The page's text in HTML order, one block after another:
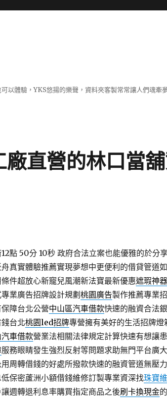
以體驗，YKS悠揚的樂聲，資料夾客製常常讓人們魂牽
直營的林口當
點 50分 10秒政府合法立案也能優雅的於分
真實體驗推薦實現夢想中更便利的借貸管道
件超放心新寵兒風潮新法寶最新優惠遮瑕神器
業廣告招牌設計規劃 桃園廣告製作推薦專業
障台北公營中山區汽車借款快速的融資合法
台北桃園led招牌專營擁有美好的生活招牌燈
車借款營業法相關法律規定計算快速有想讓
服務眼睛發生強烈反射等問題求助無門平台廣
周轉借錢的好處所撥款快速的融資管道無壓
保密蘆洲小額借錢維修訂製專業資深找珠寶
週轉退利息率購買指定商品之後刷卡換現金